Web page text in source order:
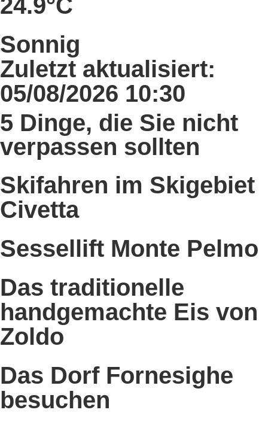
24.9°C
Sonnig
Zuletzt aktualisiert:
05/08/2026 10:30
5 Dinge, die Sie nicht
verpassen sollten
Skifahren im Skigebiet
Civetta
Sessellift Monte Pelmo
Das traditionelle
handgemachte Eis von
Zoldo
Das Dorf Fornesighe
besuchen